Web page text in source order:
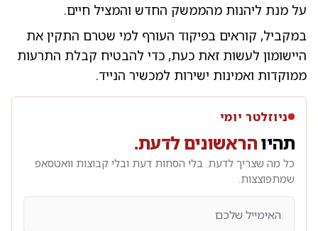
על מנת ליהנות מהממשק החדש והמציל חיים.
במקביל, קוראים בפיקוד העורף למי שטרם התקין את
היישומון לעשות זאת כעת, כדי להבטיח קבלת התרעות
ממוקדות ואמינות ישירות למכשיר הנייד.
ניוזלטר יומי
תהיוהראשונים לדעת.
כל מה שצריך לדעת. בלי הסחות דעת ובלי קבוצות וואטסאפ
שמתפוצצות.